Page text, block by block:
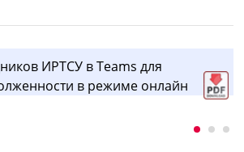
ИРТСУ в Teams для
в режиме онлайн